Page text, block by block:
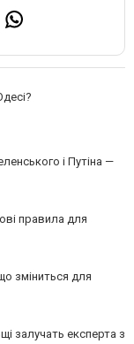
і Путіна —
правила для
зміниться для
залучать експерта з